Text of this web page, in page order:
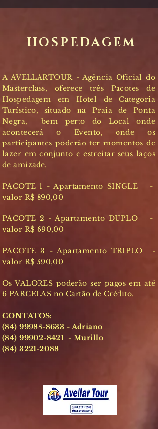
HOSPEDAGEM
A AVELLARTOUR - Agência Oficial do
Masterclass, oferece três Pacotes de
Hospedagem em Hotel de Categoria
Turístico, situado na Praia de Ponta
Negra, bem perto do Local onde
acontecerá o Evento, onde os
participantes poderão ter momentos de
lazer em conjunto e estreitar seus laços
de amizade.
PACOTE 1 - Apartamento SINGLE -
valor R$ 890,00
PACOTE 2 - Apartamento DUPLO -
valor R$ 690,00
PACOTE 3 - Apartamento TRIPLO -
valor R$ 590,00
Os VALORES poderão ser pagos em até
6 PARCELAS no Cartão de Crédito.
CONTATOS:
(84) 99988-8633 - Adriano
(84) 99902-8421 - Murillo
(84) 3221-2088